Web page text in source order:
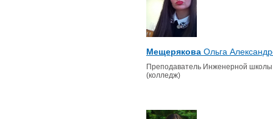
Мещерякова Ольга
Преподаватель Инженерной
(колледж)